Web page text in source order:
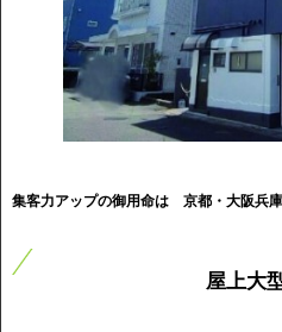
集客力アップの御用命は 京都・大阪兵
屋上大